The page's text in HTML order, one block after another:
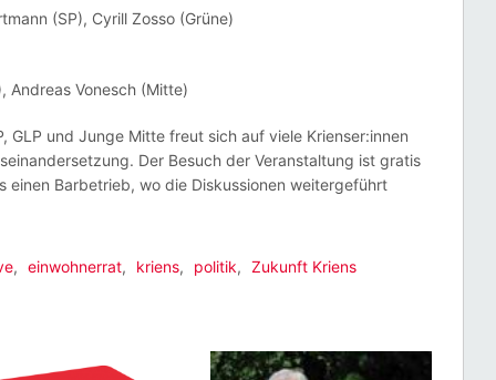
(SP), Cyrill Zosso (Grüne)
Andreas Vonesch (Mitte)
GLP und Junge Mitte freut sich auf viele Krienser:innen
Der Besuch der Veranstaltung ist gratis
einen Barbetrieb, wo die Diskussionen weitergeführt
, einwohnerrat, kriens, politik, Zukunft Kriens